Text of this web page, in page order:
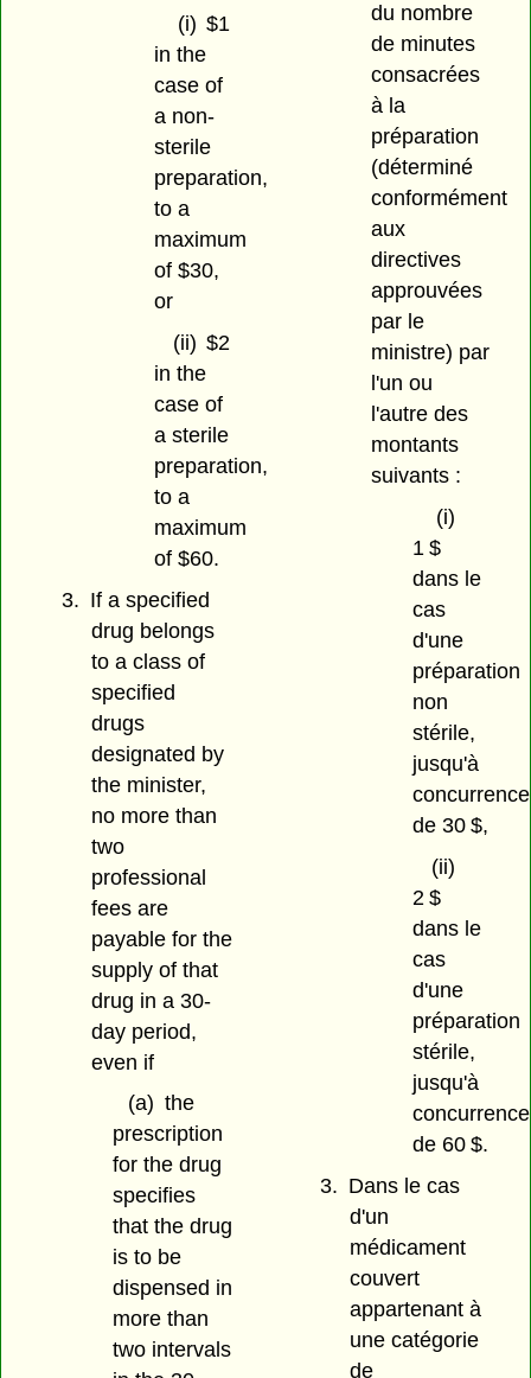
(i) $1
in the
case of
a non-
sterile
preparation,
to a
maximum
of $30,
or
(ii) $2
in the
case of
a sterile
preparation,
to a
maximum
of $60.
3. If a specified
drug belongs
to a class of
specified
drugs
designated by
the minister,
no more than
two
professional
fees are
payable for the
supply of that
drug in a 30-
day period,
even if
(a) the
prescription
for the drug
specifies
that the drug
is to be
dispensed in
more than
two intervals
du nombre
de minutes
consacrées
à la
préparation
(déterminé
conformément
aux
directives
approuvées
par le
ministre) par
l'un ou
l'autre des
montants
suivants :
(i)
1 $
dans le
cas
d'une
préparation
non
stérile,
jusqu'à
concurrence
de 30 $,
(ii)
2 $
dans le
cas
d'une
préparation
stérile,
jusqu'à
concurrence
de 60 $.
3. Dans le cas
d'un
médicament
couvert
appartenant à
une catégorie
de